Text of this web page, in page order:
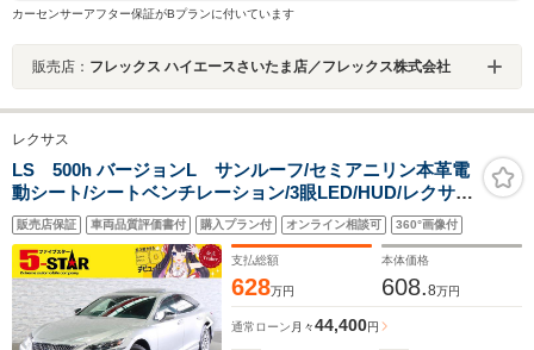
カーセンサーアフター保証がBプランに付いています
販売店： フレックス ハイエースさいたま店／フレックス株式会社
レクサス
LS 500h バージョンL サンルーフ/セミアニリン本革電
動シート/シートベンチレーション/3眼LED/HUD/レクサス
セーフティシステム+A/デジタルインナーミラー/レーダー
クルコン/100V電源/アラウンドビューモニター
販売店保証 車両品質評価書付 購入プラン付 オンライン相談可 360°画像付
支払総額
628万円
本体価格
608.8万円
通常ローン 月々44,400円